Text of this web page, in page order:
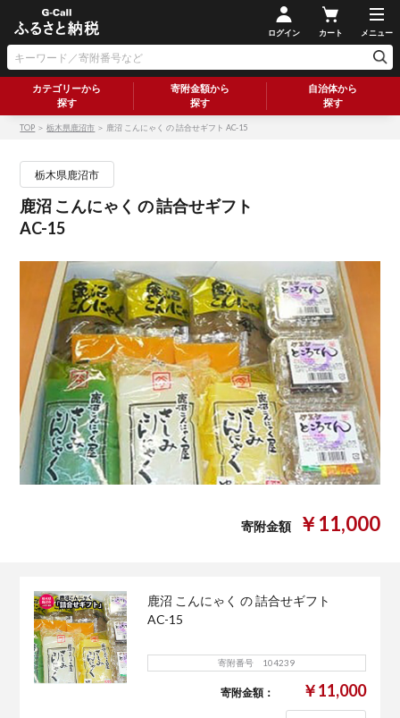
ログイン カート メニュー
カテゴリーから
探す
寄附金額から
探す
自治体から
探す
TOP ＞栃木県鹿沼市 ＞ 鹿沼 こんにゃく の 詰合せギフト AC-15
栃木県鹿沼市
鹿沼 こんにゃく の 詰合せギフト
AC-15
寄附金額 ￥11,000
鹿沼 こんにゃく の 詰合せギフト
AC-15
寄附番号 104239
寄附金額： ￥11,000